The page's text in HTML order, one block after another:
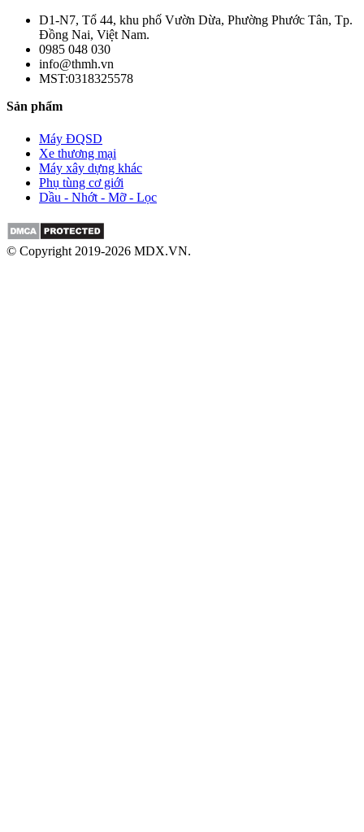
D1-N7, Tổ 44, khu phố Vườn Dừa, Phường Phước Tân, Tp.
Đồng Nai, Việt Nam.
0985 048 030
info@thmh.vn
MST:0318325578
Sản phẩm
Máy ĐQSD
Xe thương mại
Máy xây dựng khác
Phụ tùng cơ giới
Dầu - Nhớt - Mỡ - Lọc
© Copyright 2019-2026 MDX.VN.